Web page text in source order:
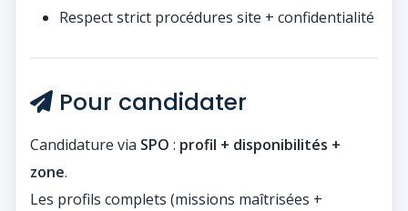
Respect strict procédures site + confidentialité
Pour candidater
Candidature via SPO : profil + disponibilités +
zone.
Les profils complets (missions maîtrisées +